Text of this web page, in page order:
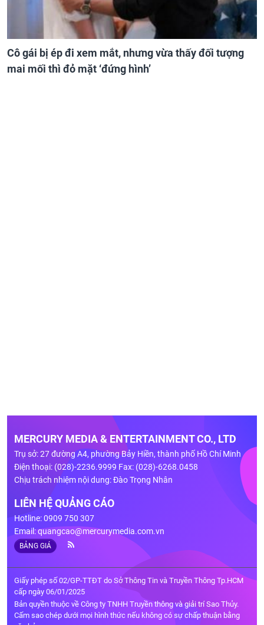
Cô gái bị ép đi xem mắt, nhưng vừa thấy đối tượng
mai mối thì đỏ mặt ‘đứng hình’
MERCURY MEDIA & ENTERTAINMENT CO., LTD
Trụ sở: 27 đường A4, phường Bảy Hiền, thành phố Hồ Chí Minh
Điện thoại: (028)-2236.9999 Fax: (028)-6268.0458
Chịu trách nhiệm nội dung: Đào Trọng Nhân
LIÊN HỆ QUẢNG CÁO
Hotline: 0909 750 307
Email:quangcao@mercurymedia.com.vn
BẢNG GIÁ
Giấy phép số 02/GP-TTĐT do Sở Thông Tin và Truyền Thông Tp.HCM
cấp ngày 06/01/2025
Bản quyền thuộc về Công ty TNHH Truyền thông và giải trí Sao Thủy.
Cấm sao chép dưới mọi hình thức nếu không có sự chấp thuận bằng